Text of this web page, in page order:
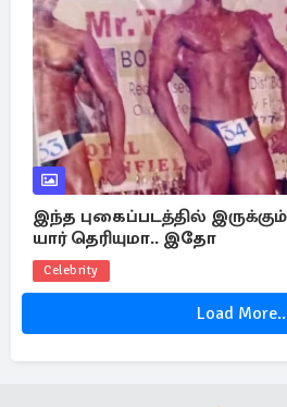
இந்த புகைப்படத்தில்
யார் தெரியுமா.. இதோ
Celebrity
Load